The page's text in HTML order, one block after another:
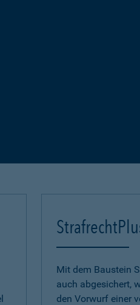
Mit dem Baustein
auch abgesichert,
den Vorwurf einer